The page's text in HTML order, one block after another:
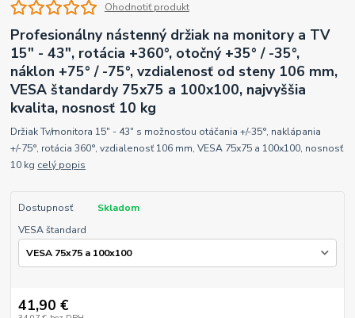
Ohodnotiť produkt
Profesionálny nástenný držiak na monitory a TV
15" - 43", rotácia +360°, otočný +35° / -35°,
náklon +75° / -75°, vzdialenosť od steny 106 mm,
VESA štandardy 75x75 a 100x100, najvyššia
kvalita, nosnosť 10 kg
Držiak Tv/monitora 15" - 43" s možnosťou otáčania +/-35°, naklápania
+/-75°, rotácia 360°, vzdialenosť 106 mm, VESA 75x75 a 100x100, nosnosť
10 kg celý popis
Dostupnosť
Skladom
VESA štandard
41,90 €